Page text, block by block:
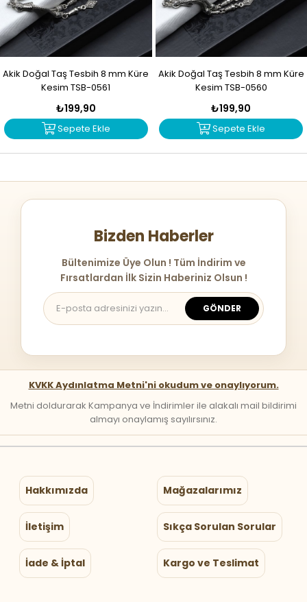
Akik Doğal Taş Tesbih 8 mm Küre
Kesim TSB-0561
₺199,90
Sepete Ekle
Akik Doğal Taş Tesbih 8 mm Küre
Kesim TSB-0560
₺199,90
Sepete Ekle
Bizden Haberler
Bültenimize Üye Olun ! Tüm İndirim ve
Fırsatlardan İlk Sizin Haberiniz Olsun !
GÖNDER
KVKK Aydınlatma Metni'ni okudum ve onaylıyorum.
Metni doldurarak Kampanya ve İndirimler ile alakalı mail bildirimi
almayı onaylamış sayılırsınız.
Hakkımızda Mağazalarımız
İletişim Sıkça Sorulan Sorular
İade & İptal Kargo ve Teslimat